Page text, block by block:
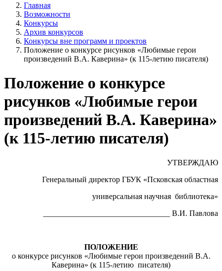
Главная
Возможности
Конкурсы
Архив конкурсов
Конкурсы вне программ и проектов
Положение о конкурсе рисунков «Любимые герои
произведений В.А. Каверина» (к 115-летию писателя)
Положение о конкурсе
рисунков «Любимые герои
произведений В.А. Каверина»
(к 115-летию писателя)
УТВЕРЖДАЮ
Генеральный директор ГБУК «Псковская областная
универсальная научная библиотека»
________________________________ В.И. Павлова
ПОЛОЖЕНИЕ
о конкурсе рисунков «Любимые герои произведений В.А.
Каверина» (к 115-летию писателя)